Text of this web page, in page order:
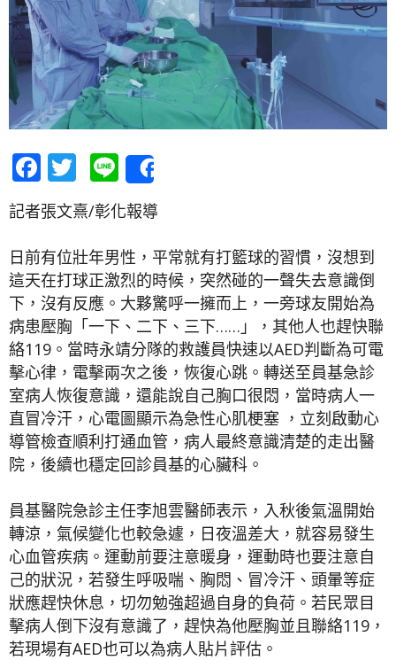
Facebook
Twitter
Line
記者張文熹/彰化報導
日前有位壯年男性，平常就有打籃球的習慣，沒想到
這天在打球正激烈的時候，突然碰的一聲失去意識倒
下，沒有反應。大夥驚呼一擁而上，一旁球友開始為
病患壓胸「一下、二下、三下……」，其他人也趕快聯
絡119。當時永靖分隊的救護員快速以AED判斷為可電
擊心律，電擊兩次之後，恢復心跳。轉送至員基急診
室病人恢復意識，還能說自己胸口很悶，當時病人一
直冒冷汗，心電圖顯示為急性心肌梗塞 ，立刻啟動心
導管檢查順利打通血管，病人最終意識清楚的走出醫
院，後續也穩定回診員基的心臟科。
員基醫院急診主任李旭雲醫師表示，入秋後氣溫開始
轉涼，氣候變化也較急遽，日夜溫差大，就容易發生
心血管疾病。運動前要注意暖身，運動時也要注意自
己的狀況，若發生呼吸喘、胸悶、冒冷汗、頭暈等症
狀應趕快休息，切勿勉強超過自身的負荷。若民眾目
擊病人倒下沒有意識了，趕快為他壓胸並且聯絡119，
若現場有AED也可以為病人貼片評估。